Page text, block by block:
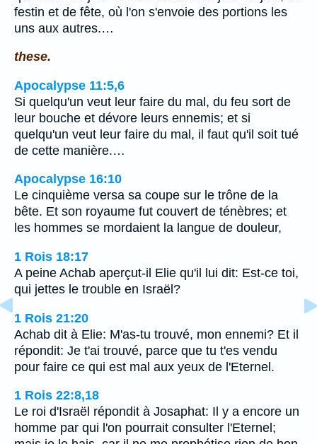
festin et de fête, où l'on s'envoie des portions les
uns aux autres.…
these.
Apocalypse 11:5,6
Si quelqu'un veut leur faire du mal, du feu sort de
leur bouche et dévore leurs ennemis; et si
quelqu'un veut leur faire du mal, il faut qu'il soit tué
de cette manière.…
Apocalypse 16:10
Le cinquième versa sa coupe sur le trône de la
bête. Et son royaume fut couvert de ténèbres; et
les hommes se mordaient la langue de douleur,
1 Rois 18:17
A peine Achab aperçut-il Elie qu'il lui dit: Est-ce toi,
qui jettes le trouble en Israël?
1 Rois 21:20
Achab dit à Elie: M'as-tu trouvé, mon ennemi? Et il
répondit: Je t'ai trouvé, parce que tu t'es vendu
pour faire ce qui est mal aux yeux de l'Eternel.
1 Rois 22:8,18
Le roi d'Israël répondit à Josaphat: Il y a encore un
homme par qui l'on pourrait consulter l'Eternel;